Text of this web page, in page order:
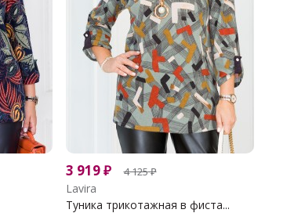
3 919₽ 4 125₽
Lavira
Туника трикотажная в фиста...